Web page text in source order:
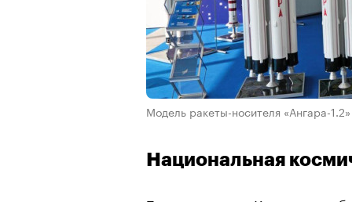
Модель ракеты-носителя «Ангара-
Национальная